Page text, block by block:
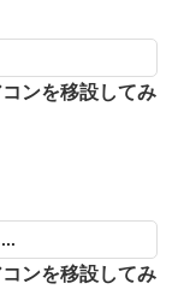
ンを移設してみ
ンを移設してみ